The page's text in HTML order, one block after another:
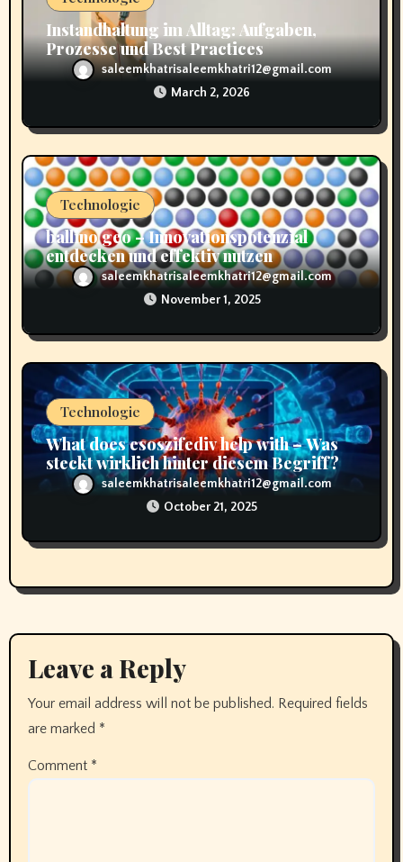
Instandhaltung im Alltag: Aufgaben,
Prozesse und Best Practices
saleemkhatrisaleemkhatri12@gmail.com
March 2, 2026
Technologie
ballino geo – Innovationspotenzial
entdecken und effektiv nutzen
saleemkhatrisaleemkhatri12@gmail.com
November 1, 2025
Technologie
What does esoszifediv help with – Was
steckt wirklich hinter diesem Begriff?
saleemkhatrisaleemkhatri12@gmail.com
October 21, 2025
Leave a Reply
Your email address will not be published. Required fields
are marked *
Comment *